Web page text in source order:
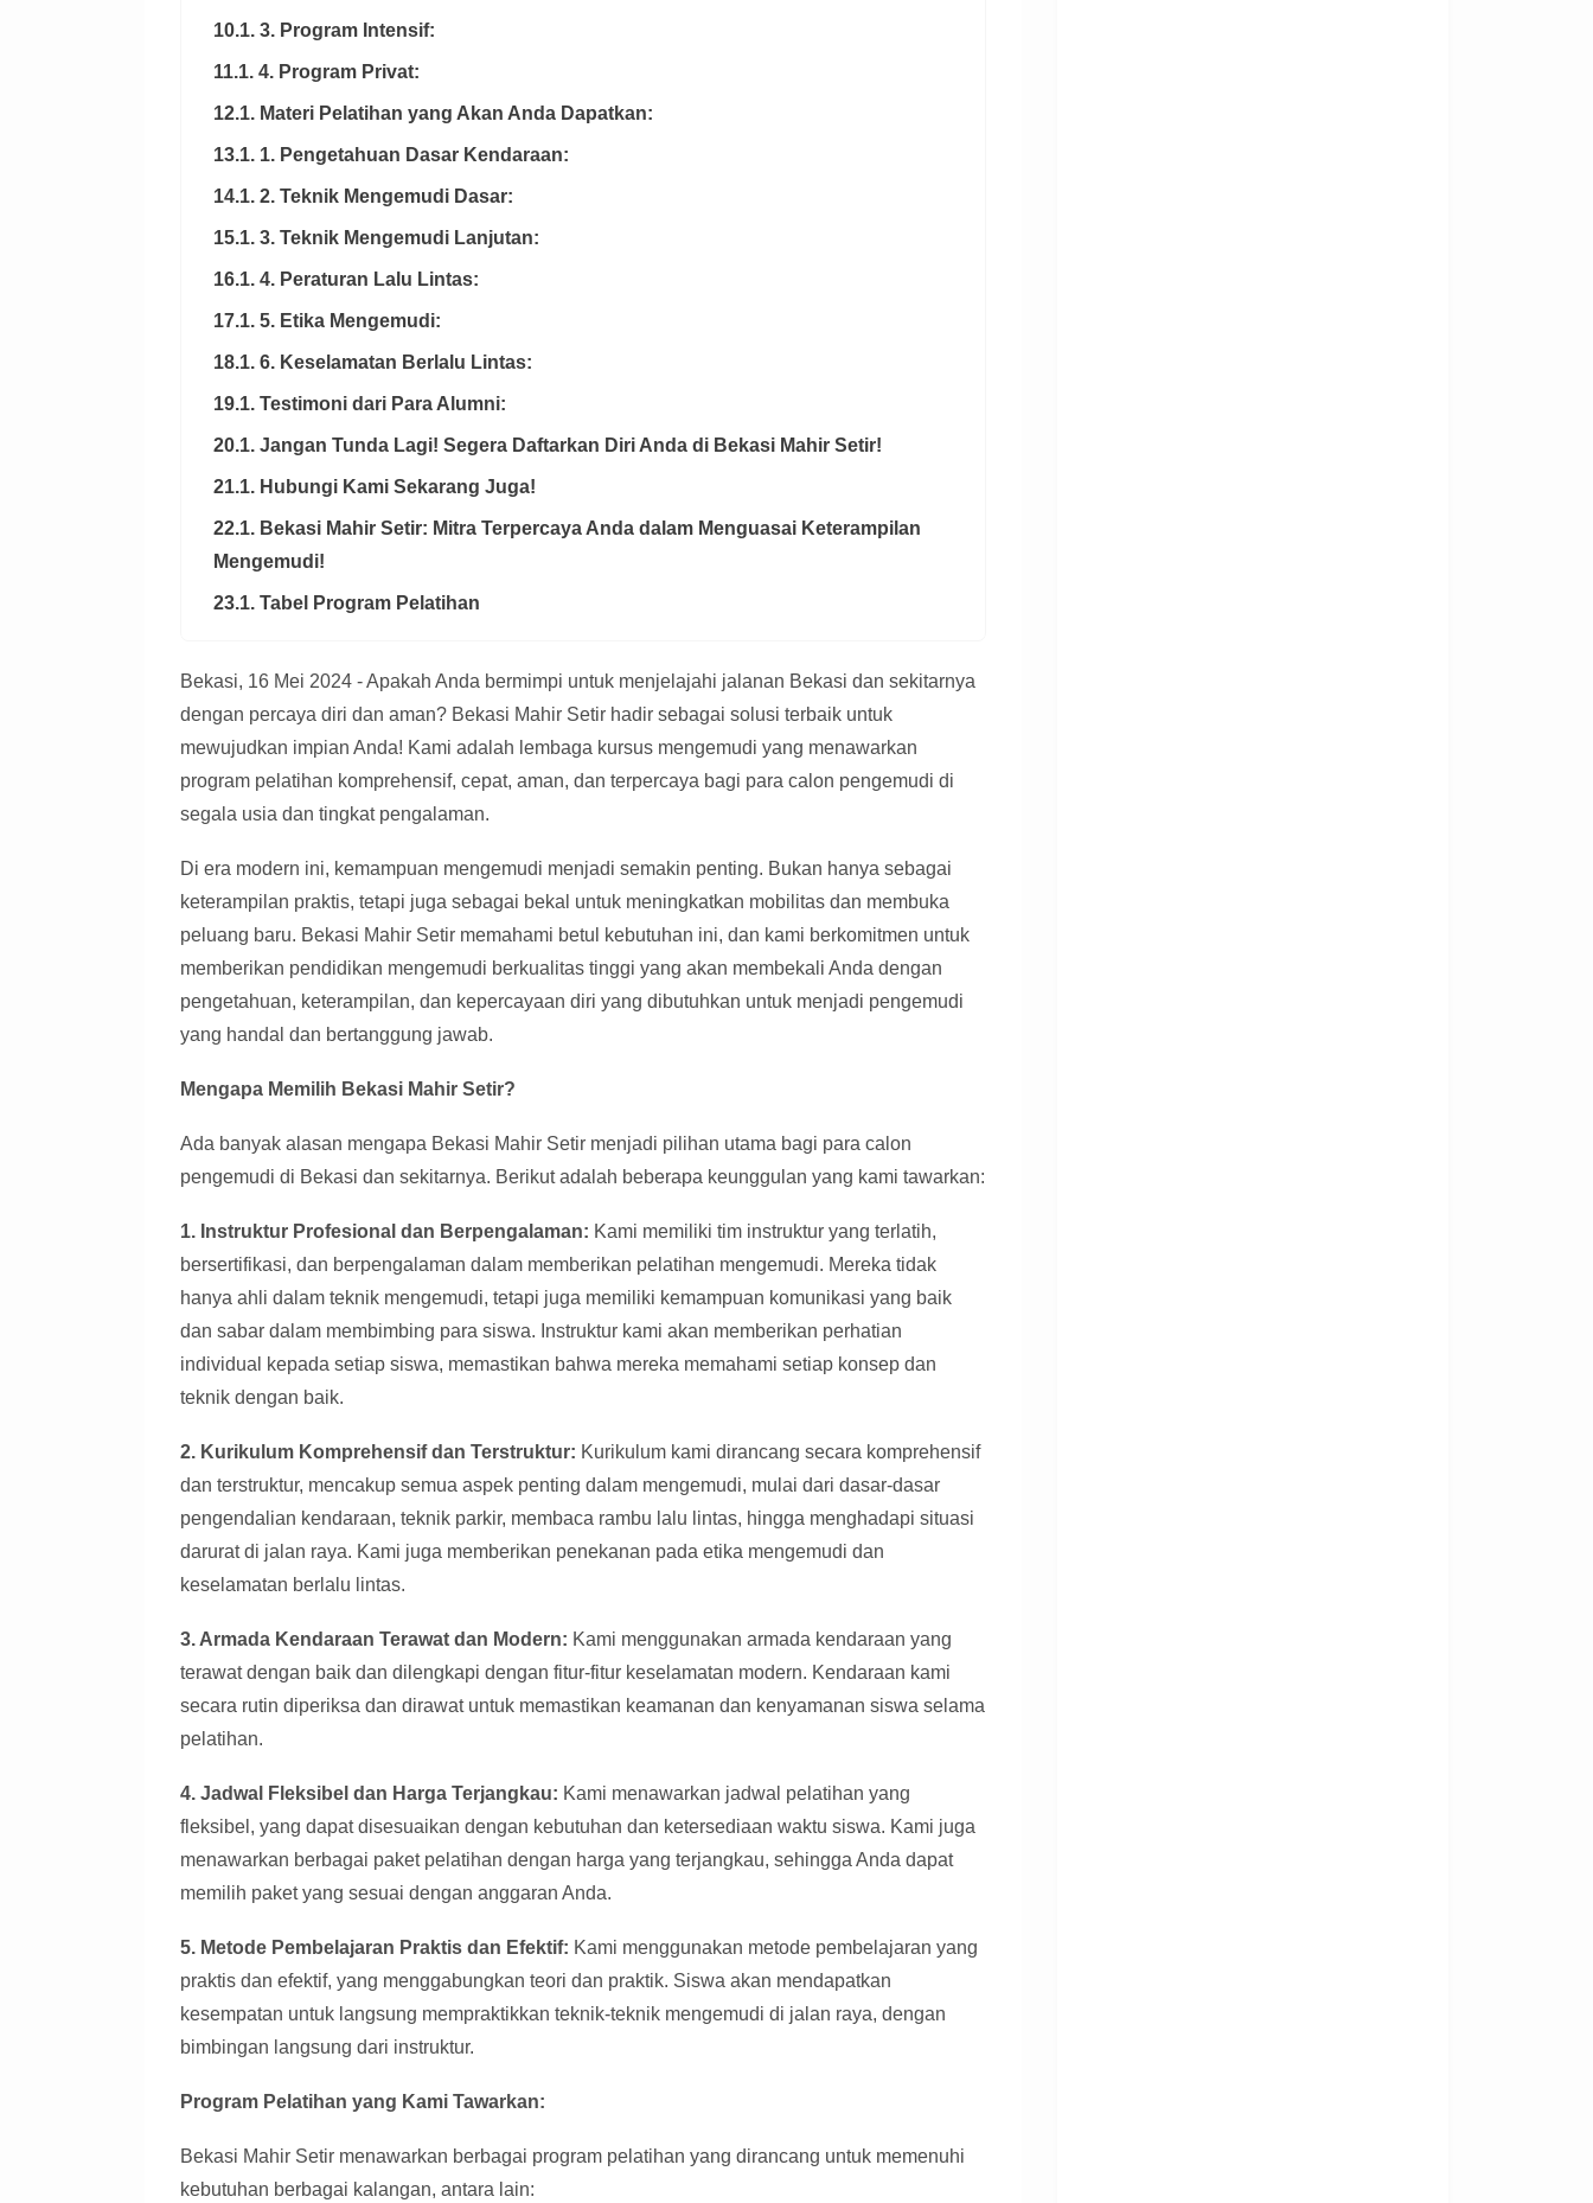
10.1. 3. Program Intensif:
11.1. 4. Program Privat:
12.1. Materi Pelatihan yang Akan Anda Dapatkan:
13.1. 1. Pengetahuan Dasar Kendaraan:
14.1. 2. Teknik Mengemudi Dasar:
15.1. 3. Teknik Mengemudi Lanjutan:
16.1. 4. Peraturan Lalu Lintas:
17.1. 5. Etika Mengemudi:
18.1. 6. Keselamatan Berlalu Lintas:
19.1. Testimoni dari Para Alumni:
20.1. Jangan Tunda Lagi! Segera Daftarkan Diri Anda di Bekasi Mahir Setir!
21.1. Hubungi Kami Sekarang Juga!
22.1. Bekasi Mahir Setir: Mitra Terpercaya Anda dalam Menguasai Keterampilan
Mengemudi!
23.1. Tabel Program Pelatihan
Bekasi, 16 Mei 2024 - Apakah Anda bermimpi untuk menjelajahi jalanan Bekasi dan sekitarnya
dengan percaya diri dan aman? Bekasi Mahir Setir hadir sebagai solusi terbaik untuk
mewujudkan impian Anda! Kami adalah lembaga kursus mengemudi yang menawarkan
program pelatihan komprehensif, cepat, aman, dan terpercaya bagi para calon pengemudi di
segala usia dan tingkat pengalaman.
Di era modern ini, kemampuan mengemudi menjadi semakin penting. Bukan hanya sebagai
keterampilan praktis, tetapi juga sebagai bekal untuk meningkatkan mobilitas dan membuka
peluang baru. Bekasi Mahir Setir memahami betul kebutuhan ini, dan kami berkomitmen untuk
memberikan pendidikan mengemudi berkualitas tinggi yang akan membekali Anda dengan
pengetahuan, keterampilan, dan kepercayaan diri yang dibutuhkan untuk menjadi pengemudi
yang handal dan bertanggung jawab.
Mengapa Memilih Bekasi Mahir Setir?
Ada banyak alasan mengapa Bekasi Mahir Setir menjadi pilihan utama bagi para calon
pengemudi di Bekasi dan sekitarnya. Berikut adalah beberapa keunggulan yang kami tawarkan:
1. Instruktur Profesional dan Berpengalaman: Kami memiliki tim instruktur yang terlatih,
bersertifikasi, dan berpengalaman dalam memberikan pelatihan mengemudi. Mereka tidak
hanya ahli dalam teknik mengemudi, tetapi juga memiliki kemampuan komunikasi yang baik
dan sabar dalam membimbing para siswa. Instruktur kami akan memberikan perhatian
individual kepada setiap siswa, memastikan bahwa mereka memahami setiap konsep dan
teknik dengan baik.
2. Kurikulum Komprehensif dan Terstruktur: Kurikulum kami dirancang secara komprehensif
dan terstruktur, mencakup semua aspek penting dalam mengemudi, mulai dari dasar-dasar
pengendalian kendaraan, teknik parkir, membaca rambu lalu lintas, hingga menghadapi situasi
darurat di jalan raya. Kami juga memberikan penekanan pada etika mengemudi dan
keselamatan berlalu lintas.
3. Armada Kendaraan Terawat dan Modern: Kami menggunakan armada kendaraan yang
terawat dengan baik dan dilengkapi dengan fitur-fitur keselamatan modern. Kendaraan kami
secara rutin diperiksa dan dirawat untuk memastikan keamanan dan kenyamanan siswa selama
pelatihan.
4. Jadwal Fleksibel dan Harga Terjangkau: Kami menawarkan jadwal pelatihan yang
fleksibel, yang dapat disesuaikan dengan kebutuhan dan ketersediaan waktu siswa. Kami juga
menawarkan berbagai paket pelatihan dengan harga yang terjangkau, sehingga Anda dapat
memilih paket yang sesuai dengan anggaran Anda.
5. Metode Pembelajaran Praktis dan Efektif: Kami menggunakan metode pembelajaran yang
praktis dan efektif, yang menggabungkan teori dan praktik. Siswa akan mendapatkan
kesempatan untuk langsung mempraktikkan teknik-teknik mengemudi di jalan raya, dengan
bimbingan langsung dari instruktur.
Program Pelatihan yang Kami Tawarkan:
Bekasi Mahir Setir menawarkan berbagai program pelatihan yang dirancang untuk memenuhi
kebutuhan berbagai kalangan, antara lain: